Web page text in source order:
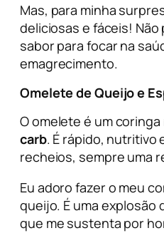
Mas, para minha
deliciosas e fáceis!
sabor para focar na
emagrecimento.
Omelete de Queijo e
O omelete é um
carb. É rápido, nutritivo
recheios, sempre uma
Eu adoro fazer o meu
queijo. É uma explosão
que me sustenta por